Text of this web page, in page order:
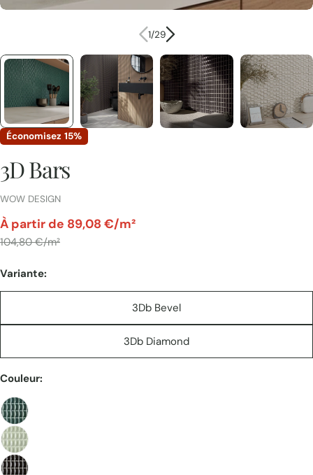
1/29
Économisez 15%
3D Bars
FOURNISSEUR:
WOW DESIGN
Prix
unitaire
par
À partir de 89,08 €/m²
104,80 €/m²
Variante:
3Db Bevel
3Db Diamond
Couleur: